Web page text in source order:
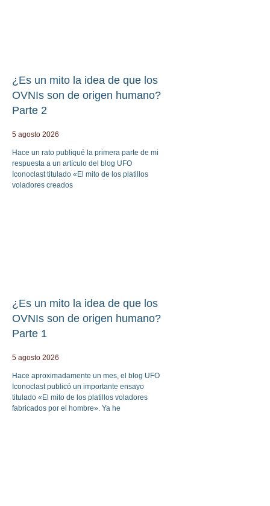
¿Es un mito la idea de que los
OVNIs son de origen humano?
Parte 2
5 agosto 2026
Hace un rato publiqué la primera parte de mi
respuesta a un artículo del blog UFO
Iconoclast titulado «El mito de los platillos
voladores creados
¿Es un mito la idea de que los
OVNIs son de origen humano?
Parte 1
5 agosto 2026
Hace aproximadamente un mes, el blog UFO
Iconoclast publicó un importante ensayo
titulado «El mito de los platillos voladores
fabricados por el hombre». Ya he